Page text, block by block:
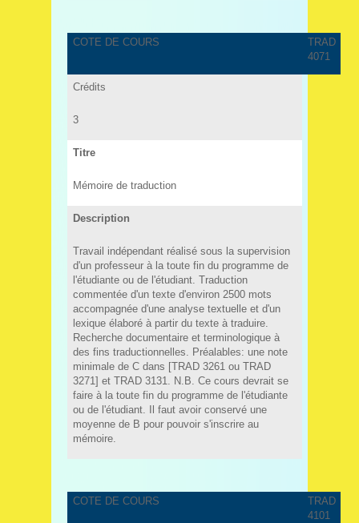
COTE DE COURS
TRAD
4071
Crédits
3
Titre
Mémoire de traduction
Description
Travail indépendant réalisé sous la supervision
d'un professeur à la toute fin du programme de
l'étudiante ou de l'étudiant. Traduction
commentée d'un texte d'environ 2500 mots
accompagnée d'une analyse textuelle et d'un
lexique élaboré à partir du texte à traduire.
Recherche documentaire et terminologique à
des fins traductionnelles. Préalables: une note
minimale de C dans [TRAD 3261 ou TRAD
3271] et TRAD 3131. N.B. Ce cours devrait se
faire à la toute fin du programme de l'étudiante
ou de l'étudiant. Il faut avoir conservé une
moyenne de B pour pouvoir s'inscrire au
mémoire.
COTE DE COURS
TRAD
4101